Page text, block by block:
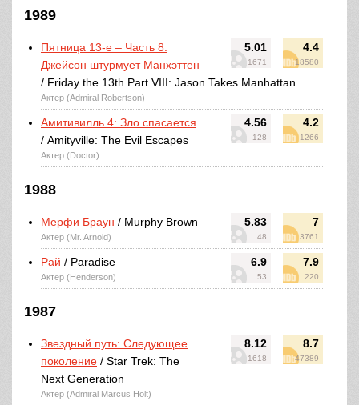
1989
5.01
1671
4.4
18580
Пятница 13-е – Часть 8:
Джейсон штурмует Манхэттен
/ Friday the 13th Part VIII: Jason Takes Manhattan
Актер (Admiral Robertson)
4.56
128
4.2
1266
Амитивилль 4: Зло спасается
/ Amityville: The Evil Escapes
Актер (Doctor)
1988
5.83
48
7
3761
Мерфи Браун / Murphy Brown
Актер (Mr. Arnold)
6.9
53
7.9
220
Рай / Paradise
Актер (Henderson)
1987
8.12
1618
8.7
47389
Звездный путь: Следующее
поколение / Star Trek: The
Next Generation
Актер (Admiral Marcus Holt)